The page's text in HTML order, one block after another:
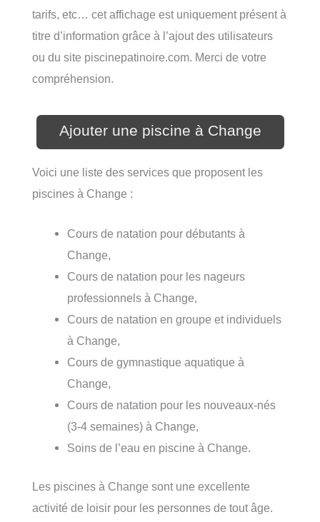
tarifs, etc… cet affichage est uniquement présent à
titre d’information grâce à l’ajout des utilisateurs
ou du site piscinepatinoire.com. Merci de votre
compréhension.
Ajouter une piscine à Change
Voici une liste des services que proposent les
piscines à Change :
Cours de natation pour débutants à
Change,
Cours de natation pour les nageurs
professionnels à Change,
Cours de natation en groupe et individuels
à Change,
Cours de gymnastique aquatique à
Change,
Cours de natation pour les nouveaux-nés
(3-4 semaines) à Change,
Soins de l’eau en piscine à Change.
Les piscines à Change sont une excellente
activité de loisir pour les personnes de tout âge.